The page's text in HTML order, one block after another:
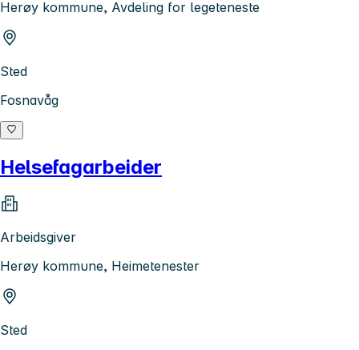
Herøy kommune, Avdeling for legeteneste
Sted
Fosnavåg
Helsefagarbeider
Arbeidsgiver
Herøy kommune, Heimetenester
Sted